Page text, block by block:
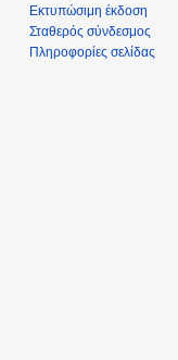
Εκτυπώσιμη έκδοση
Σταθερός σύνδεσμος
Πληροφορίες σελίδας